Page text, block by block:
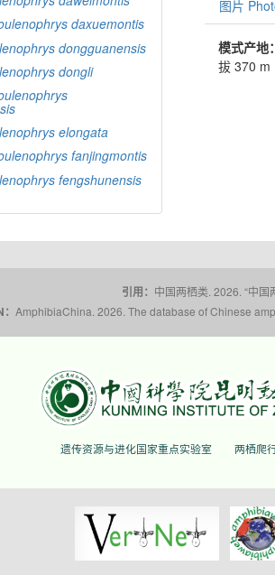
daxuemontis
dongguanensis
dongli
elongata
fanjingmontis
fengshunensis
hungtai
insularis
jingdongensis
jinggangensis
jiulianensis
kuatunensis
lichun
图片
模式产地：
拔 370 m
引用： 中国两栖类. 2026. “中
AmphibiaChina. 2026. The database of Chinese
遗传资源与进化国家重点实验室 两栖爬